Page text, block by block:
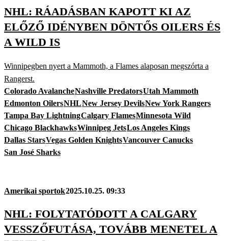
NHL: RÁADÁSBAN KAPOTT KI AZ
ELŐZŐ IDÉNYBEN DÖNTŐS OILERS ÉS
A WILD IS
Winnipegben nyert a Mammoth, a Flames alaposan megszórta a
Rangerst.
Colorado AvalancheNashville PredatorsUtah Mammoth
Edmonton OilersNHLNew Jersey DevilsNew York Rangers
Tampa Bay LightningCalgary FlamesMinnesota Wild
Chicago BlackhawksWinnipeg JetsLos Angeles Kings
Dallas StarsVegas Golden KnightsVancouver Canucks
San José Sharks
Amerikai sportok2025.10.25. 09:33
NHL: FOLYTATÓDOTT A CALGARY
VESSZŐFUTÁSA, TOVÁBB MENETEL A